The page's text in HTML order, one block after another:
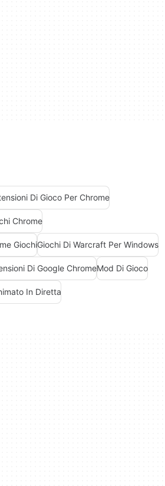
Di Gioco Per Chrome
Chrome
GiochiGiochi Di Warcraft Per Windows
Di Google ChromeMod Di Gioco
In Diretta